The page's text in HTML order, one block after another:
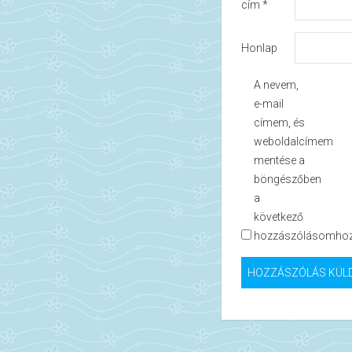
cím *
Honlap
A nevem,
e-mail
címem, és
weboldalcímem
mentése a
böngészőben
a
következő